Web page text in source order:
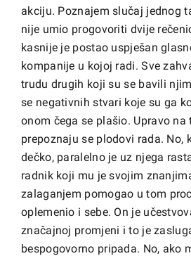
akciju. Poznajem slučaj jednog
nije umio progovoriti dvije
kasnije je postao uspješan
kompanije u kojoj radi. Sve
trudu drugih koji su se bavili
se negativnih stvari koje su ga
onom čega se plašio. Upravo
prepoznaju se plodovi rada. No,
dečko, paralelno je uz njega
radnik koji mu je svojim
zalaganjem pomogao u tom
oplemenio i sebe. On je
značajnoj promjeni i to je
bespogovorno pripada. No, ako